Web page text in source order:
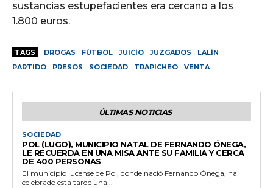
sustancias estupefacientes era cercano a los
1.800 euros.
TAGS DROGAS FÚTBOL JUICÍO JUZGADOS
LALÍN
PARTIDO
PRESOS SOCIEDAD TRAPICHEO VENTA
ÚLTIMAS NOTICIAS
SOCIEDAD
POL (LUGO), MUNICIPIO NATAL DE FERNANDO ÓNEGA,
LE RECUERDA EN UNA MISA ANTE SU FAMILIA Y CERCA
DE 400 PERSONAS
El municipio lucense de Pol, donde nació Fernando Ónega, ha
celebrado esta tarde una...